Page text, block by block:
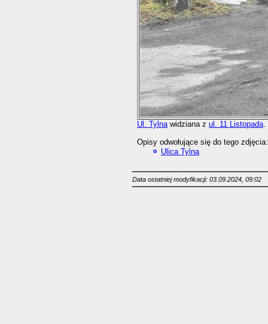
Ul. Tylnawidziana z ul. 11 Listopada.
Opisy odwołujące się do tego zdjęcia:
Ulica Tylna
Data ostatniej modyfikacji: 03.09.2024, 09:02